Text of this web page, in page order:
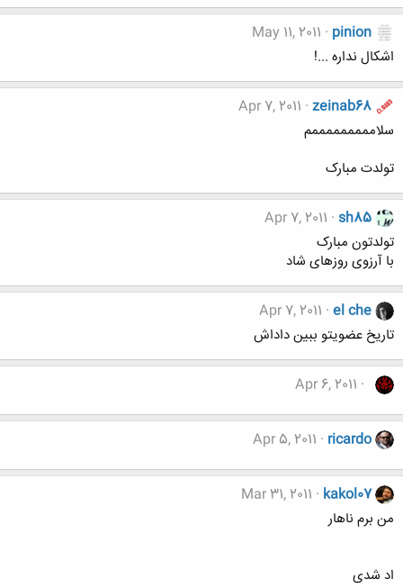
pinion
May 11, 2011
اشکال نداره ...!
zeinab68
Apr 7, 2011
سلامممممممممم
تولدت مبارک
sh85
Apr 7, 2011
تولدتون مبارک
با آرزوی روزهای شاد
el che
Apr 7, 2011
تاریخ عضویتو ببین داداش
Apr 6, 2011
ricardo
Apr 5, 2011
kakol07
Mar 31, 2011
من برم ناهار
اد شدی